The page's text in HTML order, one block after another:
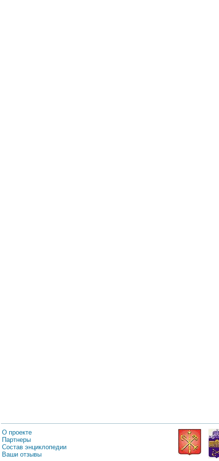
О проекте
Партнеры
Состав энциклопедии
Ваши отзывы